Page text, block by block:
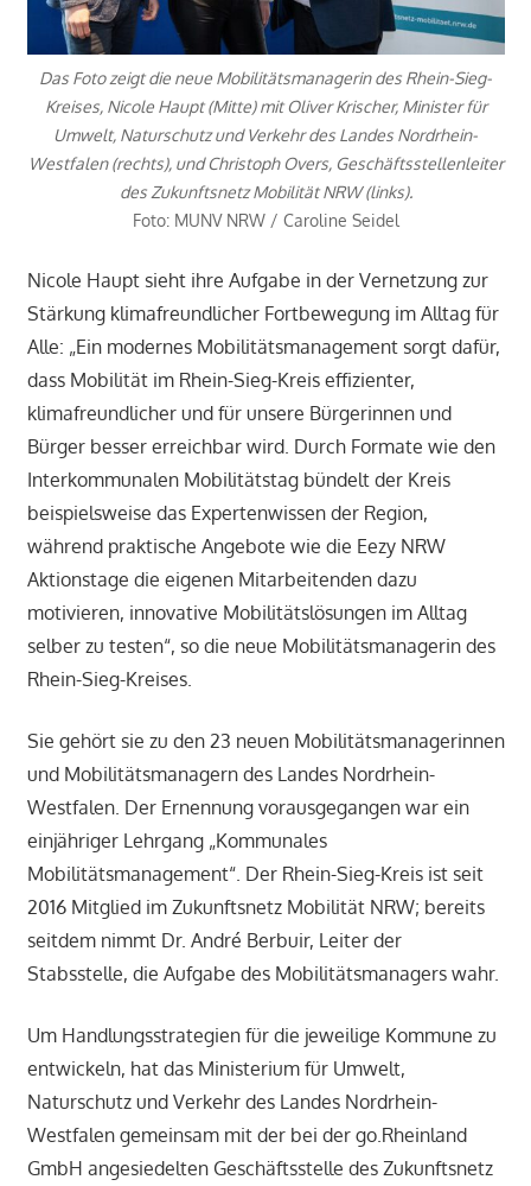
Das Foto zeigt die neue Mobilitätsmanagerin des Rhein-Sieg-
Kreises, Nicole Haupt (Mitte) mit Oliver Krischer, Minister für
Umwelt, Naturschutz und Verkehr des Landes Nordrhein-
Westfalen (rechts), und Christoph Overs, Geschäftsstellenleiter
des Zukunftsnetz Mobilität NRW (links).
Foto: MUNV NRW / Caroline Seidel
Nicole Haupt sieht ihre Aufgabe in der Vernetzung zur
Stärkung klimafreundlicher Fortbewegung im Alltag für
Alle: „Ein modernes Mobilitätsmanagement sorgt dafür,
dass Mobilität im Rhein-Sieg-Kreis effizienter,
klimafreundlicher und für unsere Bürgerinnen und
Bürger besser erreichbar wird. Durch Formate wie den
Interkommunalen Mobilitätstag bündelt der Kreis
beispielsweise das Expertenwissen der Region,
während praktische Angebote wie die Eezy NRW
Aktionstage die eigenen Mitarbeitenden dazu
motivieren, innovative Mobilitätslösungen im Alltag
selber zu testen“, so die neue Mobilitätsmanagerin des
Rhein-Sieg-Kreises.
Sie gehört sie zu den 23 neuen Mobilitätsmanagerinnen
und Mobilitätsmanagern des Landes Nordrhein-
Westfalen. Der Ernennung vorausgegangen war ein
einjähriger Lehrgang „Kommunales
Mobilitätsmanagement“. Der Rhein-Sieg-Kreis ist seit
2016 Mitglied im Zukunftsnetz Mobilität NRW; bereits
seitdem nimmt Dr. André Berbuir, Leiter der
Stabsstelle, die Aufgabe des Mobilitätsmanagers wahr.
Um Handlungsstrategien für die jeweilige Kommune zu
entwickeln, hat das Ministerium für Umwelt,
Naturschutz und Verkehr des Landes Nordrhein-
Westfalen gemeinsam mit der bei der go.Rheinland
GmbH angesiedelten Geschäftsstelle des Zukunftsnetz